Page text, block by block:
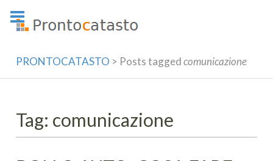
PRONTOCATASTO > Posts taggedcomunicazione
Tag: comunicazione